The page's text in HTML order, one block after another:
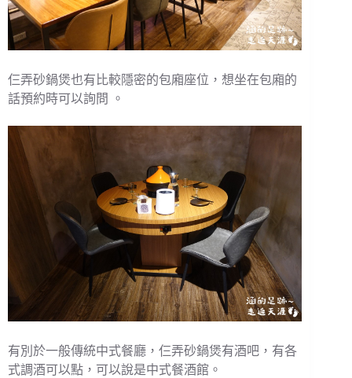
仨弄砂鍋煲也有比較隱密的包廂座位，想坐在包廂的
話預約時可以詢問 。
有別於一般傳統中式餐廳，仨弄砂鍋煲有酒吧，有各
式調酒可以點，可以說是中式餐酒館。